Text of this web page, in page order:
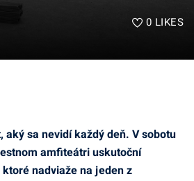
0 LIKES
aký sa nevidí každý deň. V sobotu
amfiteátri uskutoční
nadviaže na jeden z